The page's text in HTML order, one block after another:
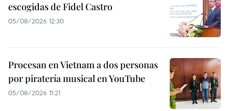
escogidas de Fidel Castro
05/08/2026 12:30
Procesan en Vietnam a dos personas
por piratería musical en YouTube
05/08/2026 11:21